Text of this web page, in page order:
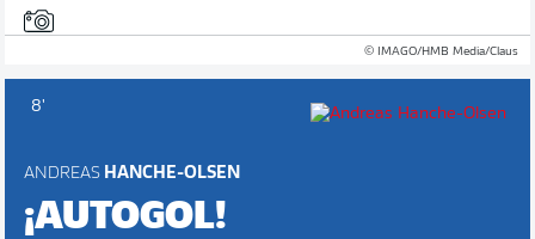
© IMAGO/HMB Media/Claus
8'
ANDREAS HANCHE-OLSEN
¡AUTOGOL!